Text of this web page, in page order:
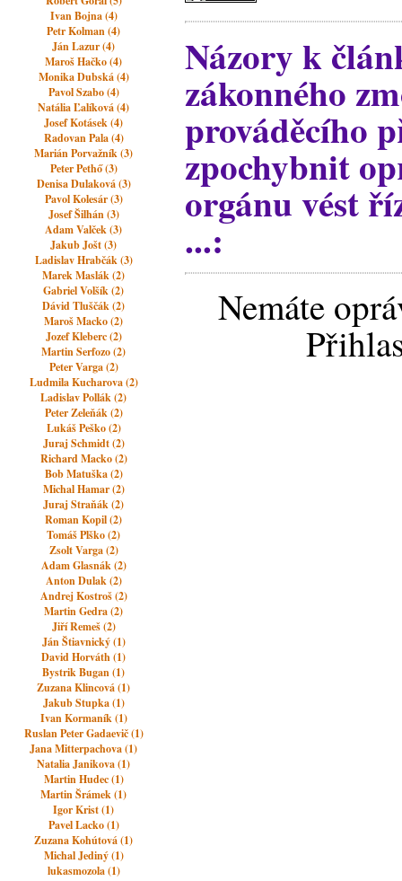
Ivan Bojna (4)
Petr Kolman (4)
Ján Lazur (4)
Maroš Hačko (4)
Monika Dubská (4)
Pavol Szabo (4)
Natália Ľalíková (4)
Josef Kotásek (4)
Radovan Pala (4)
Marián Porvažník (3)
Peter Pethő (3)
Denisa Dulaková (3)
Pavol Kolesár (3)
Josef Šilhán (3)
Adam Valček (3)
Jakub Jošt (3)
Ladislav Hrabčák (3)
Marek Maslák (2)
Gabriel Volšík (2)
Dávid Tluščák (2)
Maroš Macko (2)
Jozef Kleberc (2)
Martin Serfozo (2)
Peter Varga (2)
Ludmila Kucharova (2)
Ladislav Pollák (2)
Peter Zeleňák (2)
Lukáš Peško (2)
Juraj Schmidt (2)
Richard Macko (2)
Bob Matuška (2)
Michal Hamar (2)
Juraj Straňák (2)
Roman Kopil (2)
Tomáš Plško (2)
Zsolt Varga (2)
Adam Glasnák (2)
Anton Dulak (2)
Andrej Kostroš (2)
Martin Gedra (2)
Jiří Remeš (2)
Ján Štiavnický (1)
David Horváth (1)
Bystrik Bugan (1)
Zuzana Klincová (1)
Jakub Stupka (1)
Ivan Kormaník (1)
Ruslan Peter Gadaevič (1)
Jana Mitterpachova (1)
Natalia Janikova (1)
Martin Hudec (1)
Martin Šrámek (1)
Igor Krist (1)
Pavel Lacko (1)
Zuzana Kohútová (1)
Michal Jediný (1)
lukasmozola (1)
Názory k
zákonného
prováděcího
zpochybnit
orgánu vést
...:
Nemáte